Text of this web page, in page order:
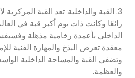
3. القبة والداخلية: تعد القبة المركزية
رائعًا وكانت ذات يوم أكبر قبة في
الداخلي بأعمدة رخامية مذهلة
معقدة تعرض البذخ والمهارة الفنية
وتضفي القبة والمساحة الداخلية
والعظمة.